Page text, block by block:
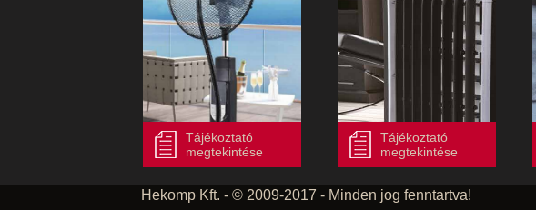
Tájékoztató
megtekintése
Tájékoztató
megtekintése
Hekomp Kft. - © 2009-2017 - Minden jog fenntartva!